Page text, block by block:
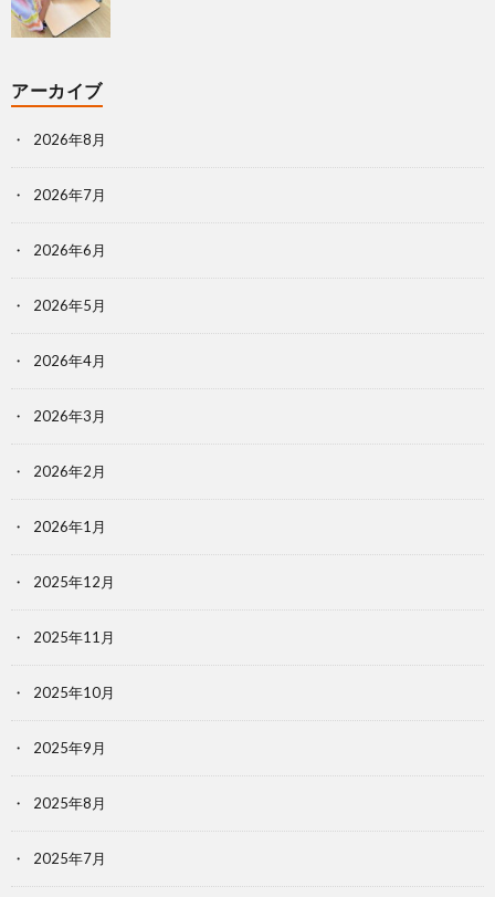
アーカイブ
2026年8月
2026年7月
2026年6月
2026年5月
2026年4月
2026年3月
2026年2月
2026年1月
2025年12月
2025年11月
2025年10月
2025年9月
2025年8月
2025年7月